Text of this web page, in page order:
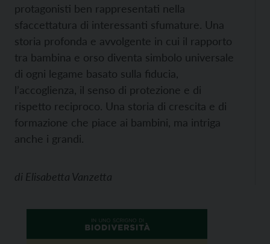
protagonisti ben rappresentati nella
sfaccettatura di interessanti sfumature. Una
storia profonda e avvolgente in cui il rapporto
tra bambina e orso diventa simbolo universale
di ogni legame basato sulla fiducia,
l’accoglienza, il senso di protezione e di
rispetto reciproco. Una storia di crescita e di
formazione che piace ai bambini, ma intriga
anche i grandi.
di Elisabetta Vanzetta